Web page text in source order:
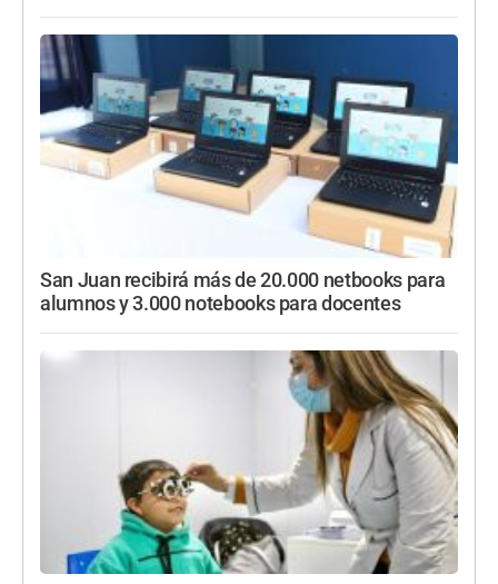
San Juan recibirá más de 20.000 netbooks para
alumnos y 3.000 notebooks para docentes